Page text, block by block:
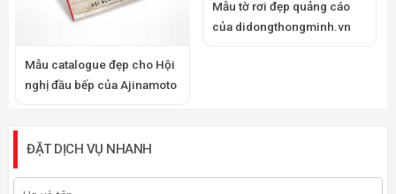
Mẫu catalogue đẹp cho Hội
nghị đầu bếp của Ajinamoto
Mẫu tờ rơi đẹp quảng cáo
của didongthongminh.vn
ĐẶT DỊCH VỤ NHANH